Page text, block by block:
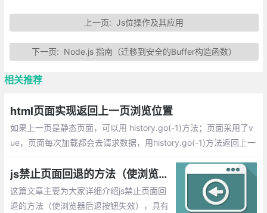
上一页:Js位操作及其应用
下一页: Node.js 指南（迁移到安全的Buffer构造函数）
相关推荐
html页面实现返回上一页浏览位置
如果上一页是静态页面，可以用 history.go(-1)方法；页面采用了v
ue，页面每次加载都会去请求数据，用history.go(-1)方法返回上一
位置；
js禁止页面回退的方法（使浏览器后退按钮失效）
这篇文章主要为大家详细介绍js禁止页面回
退的方法（使浏览器后退按钮失效），具有